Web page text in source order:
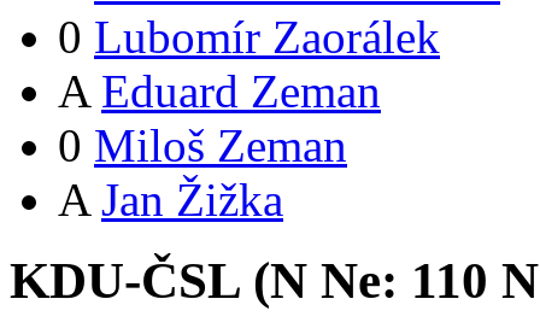
0 Lubomír Zaorálek
A Eduard Zeman
0 Miloš Zeman
A Jan Žižka
KDU-ČSL (N Ne: 110